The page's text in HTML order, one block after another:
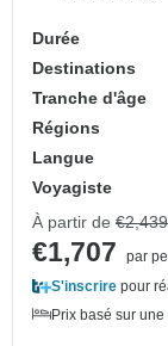
Durée
Destinations
Tranche d'âge
Régions
Langue
Voyagiste
À partir de €2,439
€1,707
par
S'inscrire pour
Prix basé sur